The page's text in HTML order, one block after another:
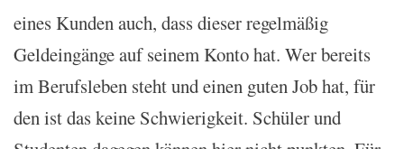
eines Kunden auch, dass dieser regelmäßig
Geldeingänge auf seinem Konto hat. Wer bereits
im Berufsleben steht und einen guten Job hat, für
den ist das keine Schwierigkeit. Schüler und